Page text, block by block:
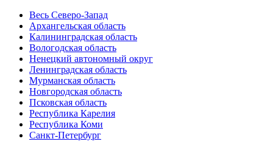
Весь Северо-Запад
Архангельская область
Калининградская область
Вологодская область
Ненецкий автономный округ
Ленинградская область
Мурманская область
Новгородская область
Псковская область
Республика Карелия
Республика Коми
Санкт-Петербург